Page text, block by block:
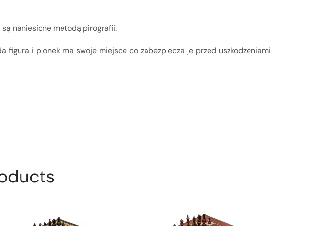
naniesione metodą pirografii.
figura i pionek ma swoje miejsce co zabezpiecza je przed uszkodzeniami